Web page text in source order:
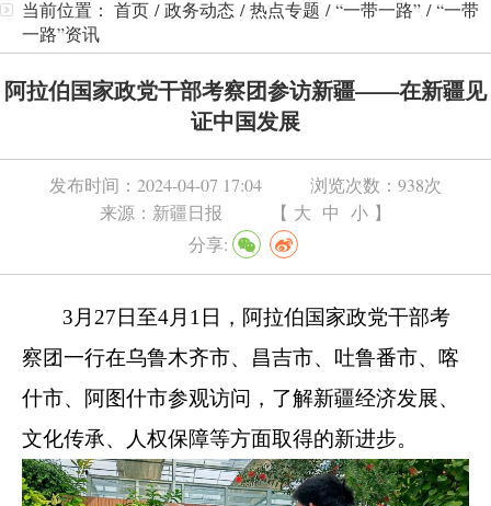
当前位置： 首页 /政务动态 /热点专题 /“一带一路” /“一带
一路”资讯
阿拉伯国家政党干部考察团参访新疆——在新疆见
证中国发展
发布时间： 2024-04-07 17:04 浏览次数： 938次
来源： 新疆日报 【 大 中 小 】
分享:
3月27日至4月1日，阿拉伯国家政党干部考
察团一行在乌鲁木齐市、昌吉市、吐鲁番市、喀
什市、阿图什市参观访问，了解新疆经济发展、
文化传承、人权保障等方面取得的新进步。